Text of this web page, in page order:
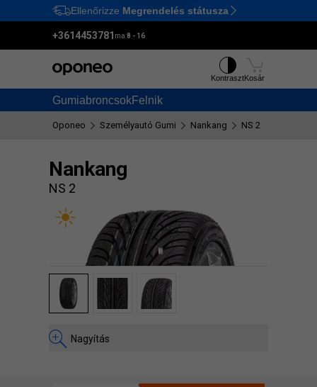
Ctrl M
Ellenőrizze Megrendelés státusza
+3614453781 ma:8 - 16
GumiabroncsokFelnik
KontrasztKosár
Oponeo Személyautó Gumi Nankang NS 2
Nankang
NS 2
Nagyítás